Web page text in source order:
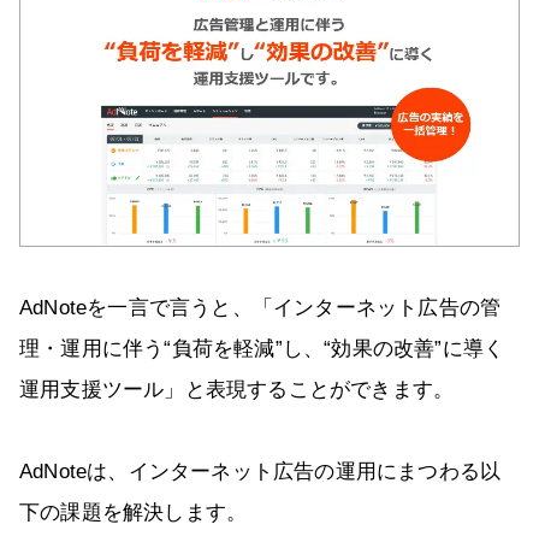
AdNoteを一言で言うと、「インターネット広告の管
理・運用に伴う“負荷を軽減”し、“効果の改善”に導く
運用支援ツール」と表現することができます。
AdNoteは、インターネット広告の運用にまつわる以
下の課題を解決します。